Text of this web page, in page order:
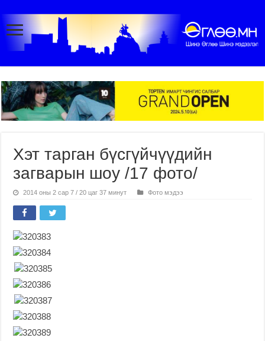
Хэт тарган бүсгүйчүүдийн
загварын шоу /17 фото/
2014 оны 2 сар 7 / 20 цаг 37 минут Фото мэдээ